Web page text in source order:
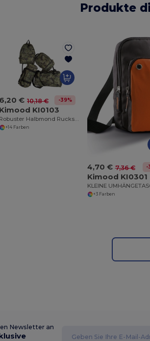
Produkte
6,20 € 10,18 € -39%
Kimood KI0103
Robuster Halbmond Rucksack mit SBS Reißverschlüssen
+14 Farben
4,70 € 7,36 € -
Kimood KI0301
KLEINE
+3 Farben
Newsletter an